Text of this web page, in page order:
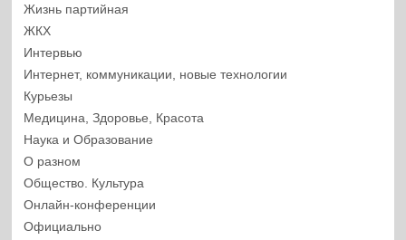
Жизнь партийная
ЖКХ
Интервью
Интернет, коммуникации, новые технологии
Курьезы
Медицина, Здоровье, Красота
Наука и Образование
О разном
Общество. Культура
Онлайн-конференции
Официально